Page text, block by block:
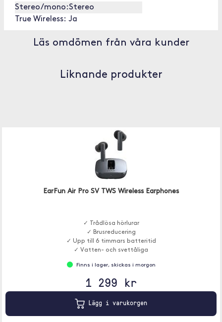
Stereo/mono:Stereo
True Wireless: Ja
Läs omdömen från våra kunder
Liknande produkter
EarFun Air Pro SV TWS Wireless Earphones
✓ Trådlösa hörlurar
✓ Brusreducering
✓ Upp till 6 timmars batteritid
✓ Vatten- och svettåliga
Finns i lager, skickas i morgon
1 299 kr
Lägg i varukorgen